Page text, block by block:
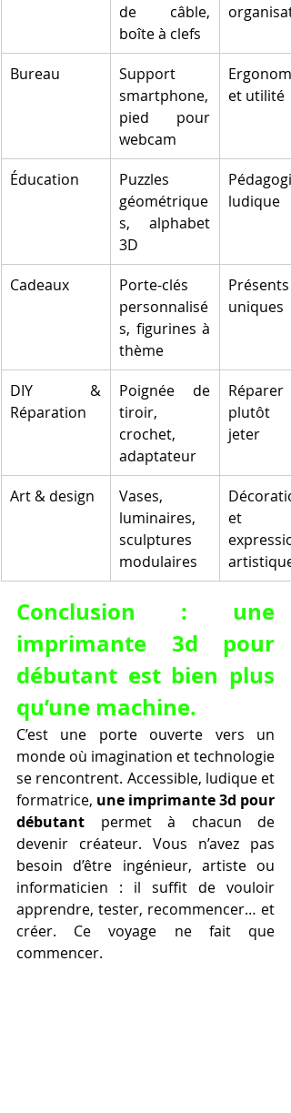
de câble,
boîte à clefs
Bureau
Support
smartphone,
pied pour
webcam
et utilité
Éducation
Puzzles
géométrique
s, alphabet
3D
Pédagogie
ludique
Cadeaux
Porte-clés
personnalisé
s, figurines à
thème
Présents
uniques
DIY &
Réparation
Poignée de
tiroir,
crochet,
adaptateur
Réparer
plutôt
jeter
Art & design
Vases,
luminaires,
sculptures
modulaires
et
artistique
Conclusion : une
imprimante 3d pour
débutant est bien plus
qu’une machine.
C’est une porte ouverte vers un
monde où imagination et technologie
se rencontrent. Accessible, ludique et
formatrice, une imprimante 3d pour
débutant permet à chacun de
devenir créateur. Vous n’avez pas
besoin d’être ingénieur, artiste ou
informaticien : il suffit de vouloir
apprendre, tester, recommencer… et
créer. Ce voyage ne fait que
commencer.